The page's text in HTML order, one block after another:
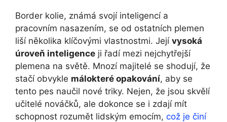
Border kolie, známá svojí inteligencí a
pracovním nasazením, se od ostatních plemen
liší několika klíčovými vlastnostmi. Její vysoká
úroveň inteligence ji řadí mezi nejchytřejší
plemena na světě. Mnozí majitelé se shodují, že
stačí obvykle málokteré opakování, aby se
tento pes naučil nové triky. Nejen, že jsou skvělí
učitelé nováčků, ale dokonce se i zdají mít
schopnost rozumět lidským emocím, což je činí